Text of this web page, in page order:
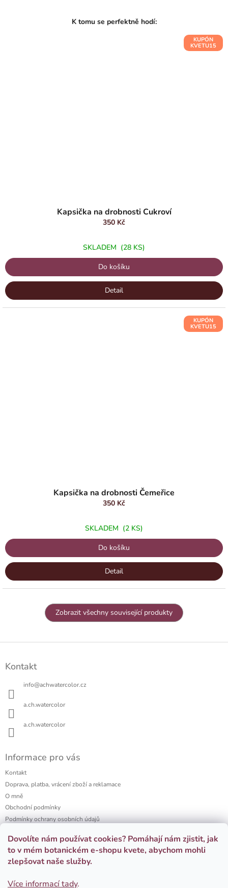
Dovolíte nám používat cookies? Pomáhají nám zjistit, jak
to v mém botanickém e-shopu kvete, abychom mohli
zlepšovat naše služby.
Více informací tady.
KUPÓN
KVETU15
Kapsička na drobnosti Cukroví
350 Kč
SKLADEM (28 KS)
Do košíku
Detail
KUPÓN
KVETU15
Kapsička na drobnosti Čemeřice
350 Kč
SKLADEM (2 KS)
Do košíku
Detail
Zobrazit všechny související produkty
Kontakt
info@achwatercolor.cz
a.ch.watercolor
a.ch.watercolor
Informace pro vás
Kontakt
Doprava, platba, vrácení zboží a reklamace
O mně
Obchodní podmínky
Podmínky ochrany osobních údajů
Firemní dárky